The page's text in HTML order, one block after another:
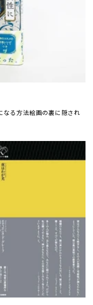
る方法――絵画の裏に隠され